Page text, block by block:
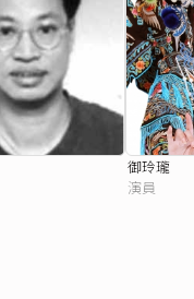
御玲瓏
演員